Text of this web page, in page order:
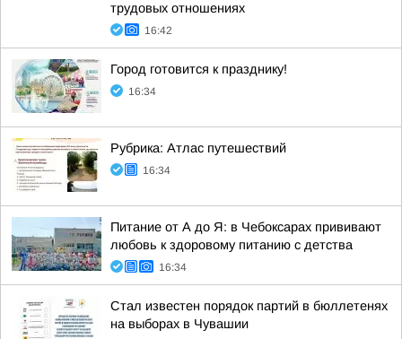
трудовых отношениях
16:42
Город готовится к празднику!
16:34
Рубрика: Атлас путешествий
16:34
Питание от А до Я: в Чебоксарах прививают
любовь к здоровому питанию с детства
16:34
Стал известен порядок партий в бюллетенях
на выборах в Чувашии